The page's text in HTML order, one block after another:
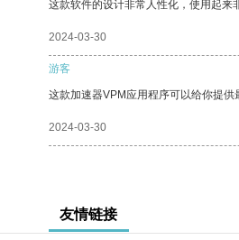
这款软件的设计非常人性化，使用起来
2024-03-30
游客
这款加速器VPM应用程序可以给你提供
2024-03-30
友情链接